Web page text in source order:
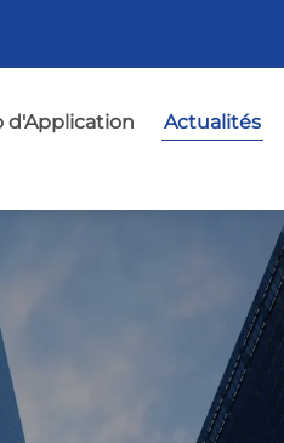
d'Application
Actualités